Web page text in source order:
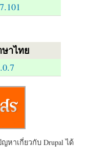
7.101
ษาไทย
าเกี่ยวกับ Drupal ได้